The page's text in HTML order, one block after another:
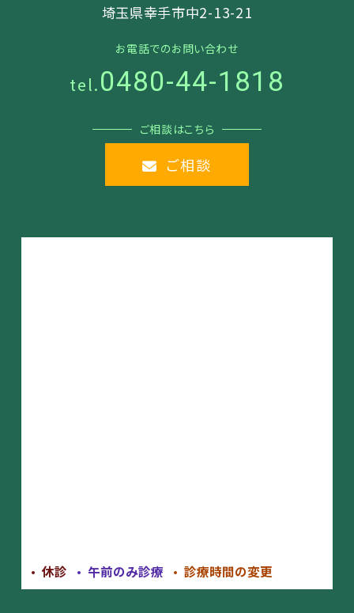
埼玉県幸手市中2-13-21
お電話でのお問い合わせ
tel.0480-44-1818
ご相談はこちら
ご相談
休診 午前のみ診療 診療時間の変更